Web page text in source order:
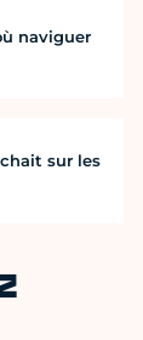
naviguer
sur les